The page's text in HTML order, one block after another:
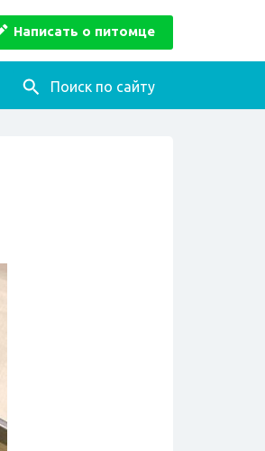
Написать о питомце
Поиск по сайту